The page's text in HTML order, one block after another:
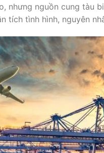
nhưng nguồn cung tàu
tích tình hình, nguyên